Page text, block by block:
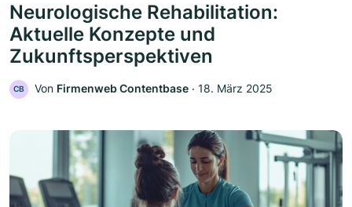
Neurologische Rehabilitation:
Aktuelle Konzepte und
Zukunftsperspektiven
CB Von Firmenweb Contentbase ‧ 18. März 2025